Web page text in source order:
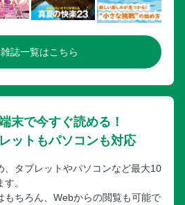
誌一覧はこちら
末で今すぐ読める！
ットもパソコンも対応
、タブレットやパソコンなど最大10
。
もちろん、Webからの閲覧も可能で